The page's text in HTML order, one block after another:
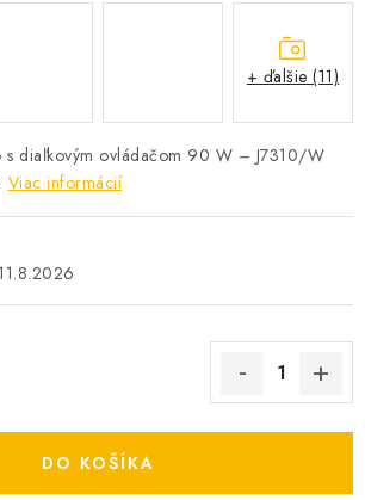
na odstúpenie od zmluvy
Podmienky ochrany osobných údajov
JANTON Zákamenné
Hodnotenie obchodu
s diaľkovým ovládačom 90 W – J7310/W
Viac informácií
11.8.2026
DO KOŠÍKA
+ ďalšie (11)